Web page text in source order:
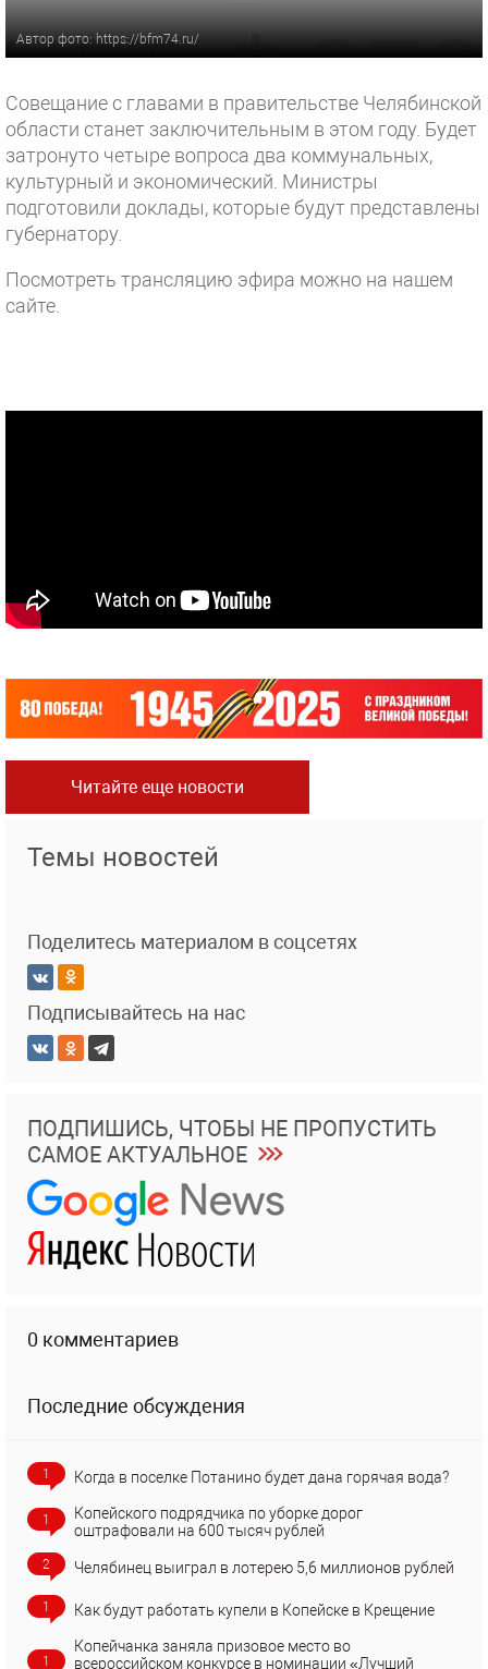
Автор фото: https://bfm74.ru/
Совещание с главами в правительстве Челябинской
области станет заключительным в этом году. Будет
затронуто четыре вопроса два коммунальных,
культурный и экономический. Министры
подготовили доклады, которые будут представлены
губернатору.
Посмотреть трансляцию эфира можно на нашем
сайте.
Читайте еще новости
Темы новостей
Поделитесь материалом в соцсетях
Подписывайтесь на нас
ПОДПИШИСЬ, ЧТОБЫ НЕ ПРОПУСТИТЬ
САМОЕ АКТУАЛЬНОЕ
0 комментариев
Последние обсуждения
1 Когда в поселке Потанино будет дана горячая вода?
1
Копейского подрядчика по уборке дорог
оштрафовали на 600 тысяч рублей
2 Челябинец выиграл в лотерею 5,6 миллионов рублей
1 Как будут работать купели в Копейске в Крещение
1
Копейчанка заняла призовое место во
всероссийском конкурсе в номинации «Лучший